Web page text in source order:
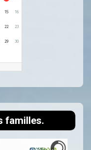
familles.
15 16
22 23
29 30